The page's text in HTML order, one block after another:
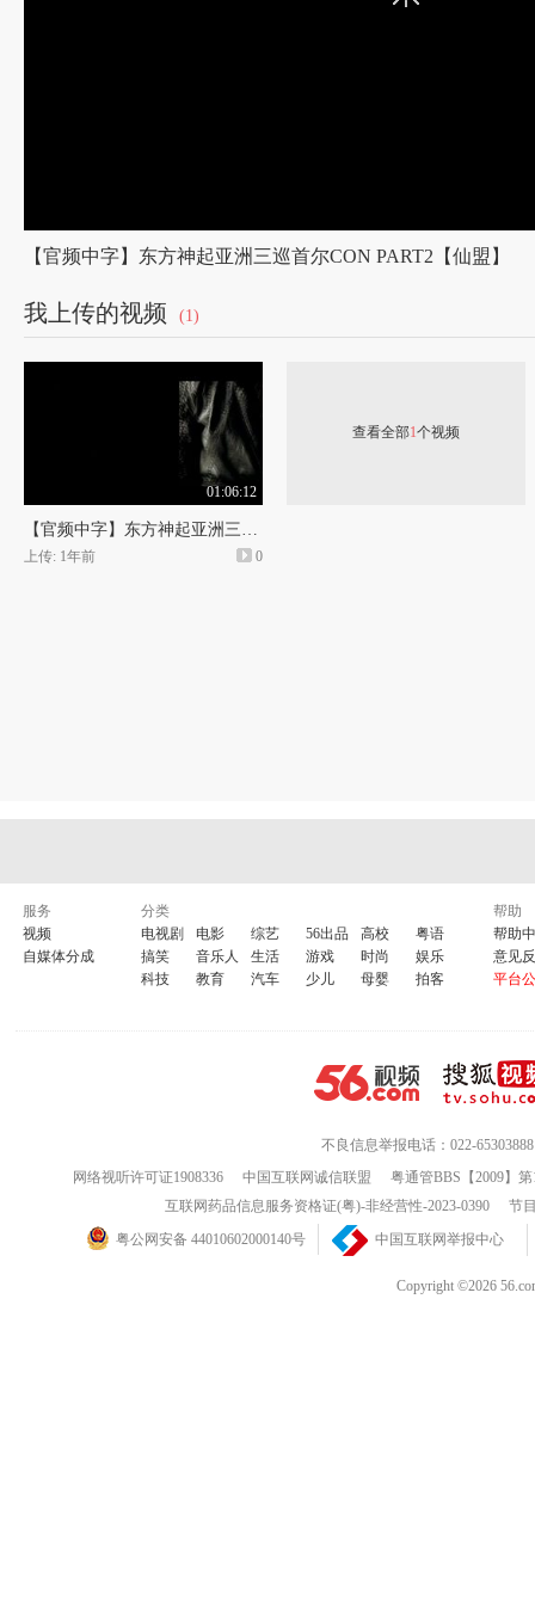
【官频中字】东方神起亚洲三巡首尔CON PART2【仙盟】
我上传的视频 (1)
01:06:12
【官频中字】东方神起亚洲三巡首尔CON PART2【仙盟】
上传: 1年前 0
查看全部1个视频
服务
视频
自媒体分成
分类
电视剧
电影 综艺 56出品 高校
粤语
搞笑
音乐人 生活 游戏 时尚
娱乐
科技
教育 汽车 少儿 母婴 拍客
帮助
帮助
意见
平台
不良信息举报电话：022-65303888
网络视听许可证1908336
中国互联网诚信联盟
粤通管BBS【2009】
互联网药品信息服务资格证(粤)-非经营性-2023-0390
节
粤公网安备 44010602000140号
中国互联网举报中心
Copyright ©2026